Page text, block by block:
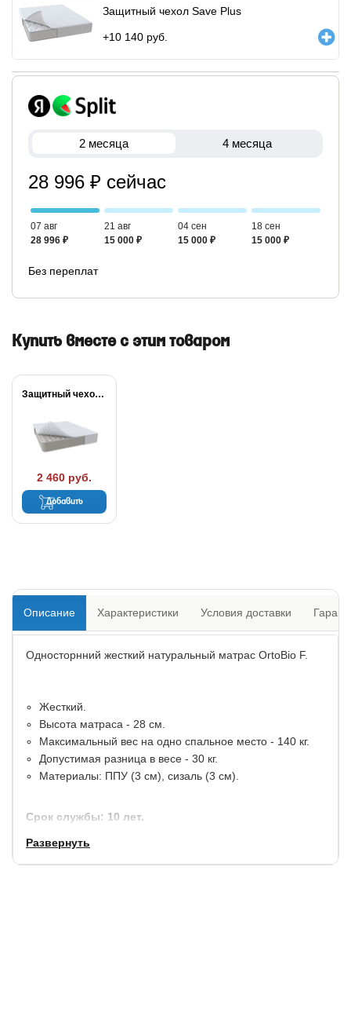
Защитный чехол Save Plus
+10 140 руб.
2 месяца 4 месяца
28 996 ₽ сейчас
07 авг
28 996 ₽
21 авг
15 000 ₽
04 сен
15 000 ₽
18 сен
15 000 ₽
Без переплат
Купить вместе с этим товаром
Защитный чехол Cover...
2 460 руб.
Добавить
Описание Характеристики Условия доставки
Односторнний жесткий натуральный матрас OrtoBio F.
Жесткий.
Высота матраса - 28 см.
Максимальный вес на одно спальное место - 140 кг.
Допустимая разница в весе - 30 кг.
Материалы: ППУ (3 см), сизаль (3 см).
Срок службы: 10 лет.
Гарантия:1,5 года (15 лет при условии покупки
Развернуть